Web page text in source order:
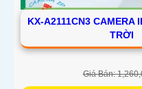
KX-A2111CN3 CAMERA
TRỜI
Giá Bán: